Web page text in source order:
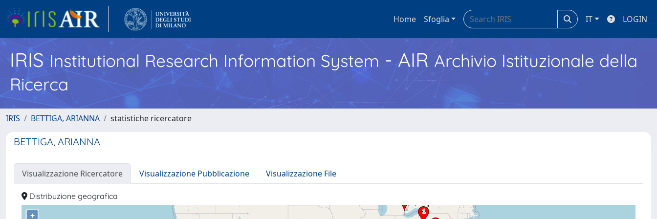
Home Sfoglia IT LOGIN
IRISInstitutional Research Information System - AIR Archivio Istituzionale della
Ricerca
IRIS BETTIGA, ARIANNA statistiche ricercatore
BETTIGA, ARIANNA
Visualizzazione Ricercatore Visualizzazione Pubblicazione Visualizzazione File
Distribuzione geografica
+